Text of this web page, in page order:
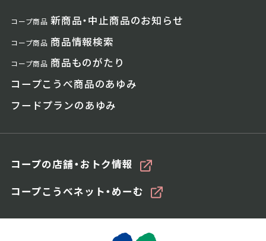
コープ商品 新商品・中止商品のお知らせ
コープ商品 商品情報検索
コープ商品 商品ものがたり
コープこうべ商品のあゆみ
フードプランのあゆみ
コープの店舗・おトク情報
コープこうべネット・めーむ